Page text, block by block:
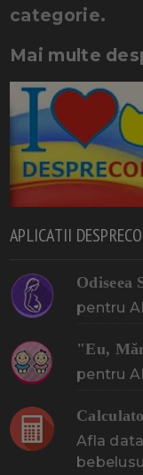
categorie.
Mai multe
APLICATII
Odiseea
pentru
"Eu,
pentru
Afla